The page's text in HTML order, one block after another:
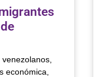
económica,